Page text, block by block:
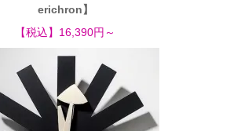
erichron】
【税込】16,390円～